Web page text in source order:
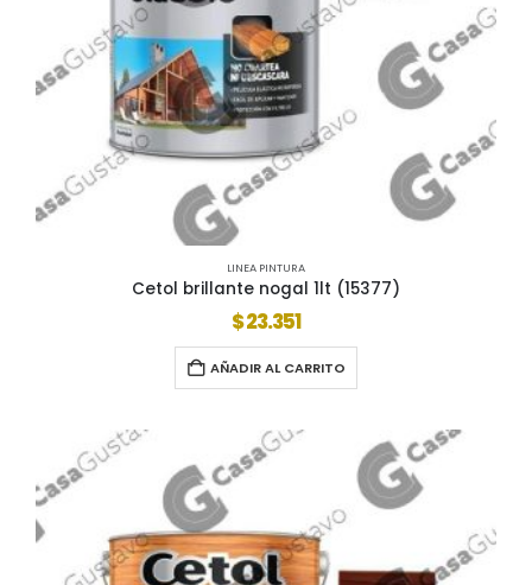
LINEA PINTURA
Cetol brillante nogal 1lt (15377)
$23.351
AÑADIR AL CARRITO